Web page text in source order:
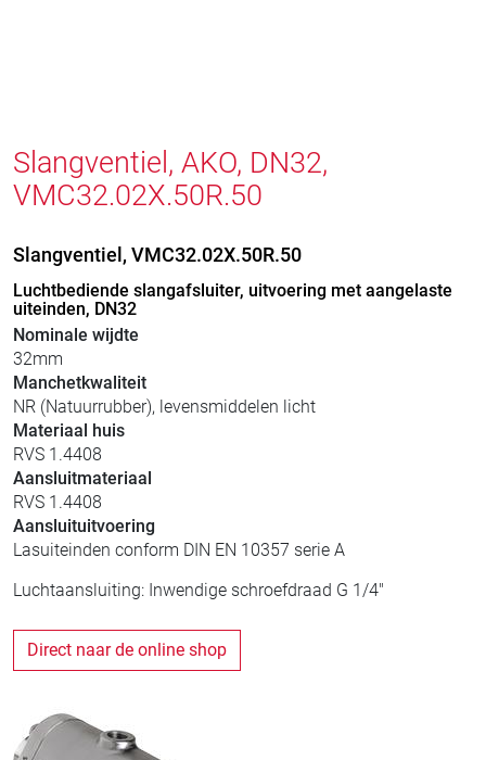
Slangventiel, AKO, DN32,
VMC32.02X.50R.50
Slangventiel, VMC32.02X.50R.50
Luchtbediende slangafsluiter, uitvoering met aangelaste
uiteinden, DN32
Nominale wijdte
32mm
Manchetkwaliteit
NR (Natuurrubber), levensmiddelen licht
Materiaal huis
RVS 1.4408
Aansluitmateriaal
RVS 1.4408
Aansluituitvoering
Lasuiteinden conform DIN EN 10357 serie A
Luchtaansluiting: Inwendige schroefdraad G 1/4"
Direct naar de online shop